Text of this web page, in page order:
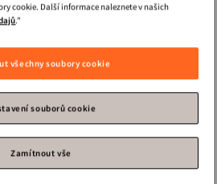
cookie. Další informace naleznete v našich
."
všechny soubory cookie
souborů cookie
Zamítnout vše